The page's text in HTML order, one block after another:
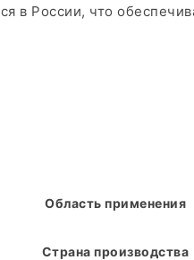
в России, что
Область применения
Страна производства